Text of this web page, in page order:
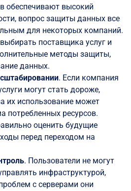
обеспечивают высокий
вопрос защиты данных все
для некоторых компаний.
поставщика услуг и
методы защиты,
данных.
. Если компания
могут стать дороже,
их использование может
потребленных ресурсов.
оценить будущие
перед переходом на
. Пользователи не могут
инфраструктурой,
с серверами они